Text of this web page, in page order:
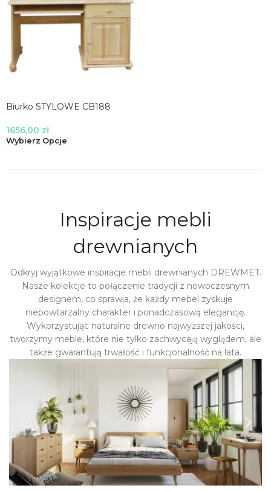
Biurko STYLOWE CB188
1656,00 zł
Wybierz Opcje
Inspiracje mebli
drewnianych
Odkryj wyjątkowe inspiracje mebli drewnianych DREWMET.
Nasze kolekcje to połączenie tradycji z nowoczesnym
designem, co sprawia, że każdy mebel zyskuje
niepowtarzalny charakter i ponadczasową elegancję.
Wykorzystując naturalne drewno najwyższej jakości,
tworzymy meble, które nie tylko zachwycają wyglądem, ale
także gwarantują trwałość i funkcjonalność na lata.